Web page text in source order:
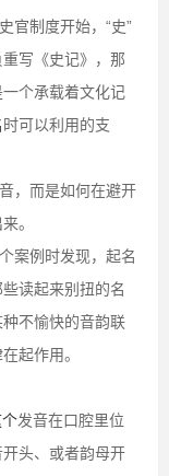
官制度开始，“史”
写《史记》，那
个承载着文化记
时可以利用的支
，而是如何在避开
。
案例时发现，起名
读起来别扭的名
不愉快的音韵联
起作用。
发音在口腔里位
头、或者韵母开